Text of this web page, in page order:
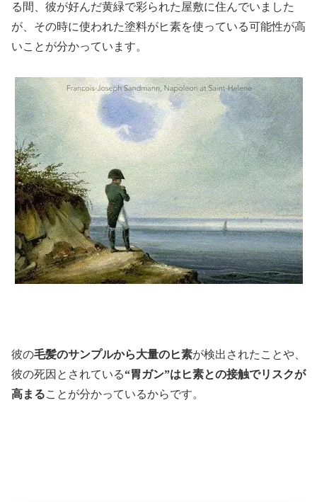
る間、彼が好んだ黄緑で彩られた屋敷に住んでいました
が、その時に使われた塗料がヒ素を使っている可能性が高
いことが分かっています。
彼の毛髪のサンプルから大量のヒ素が検出されたことや、
彼の死因とされている“胃ガン”はヒ素との接触でリスクが
高まることが分かっているからです。